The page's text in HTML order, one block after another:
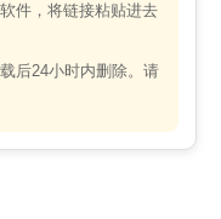
件，将链接粘贴进去
后24小时内删除。请